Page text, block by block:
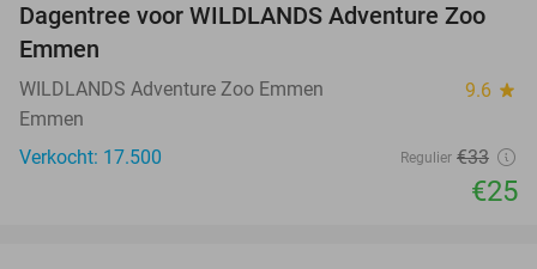
24%
Dagentree voor WILDLANDS Adventure Zoo
Emmen
WILDLANDS Adventure Zoo Emmen 9.6 star
Emmen
Verkocht: 17.500
Regulier €33
€25